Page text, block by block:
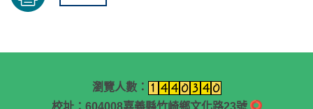
瀏覽人數：
校址：604008嘉義縣竹崎鄉文化路23號